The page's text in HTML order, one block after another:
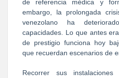
de referencia médica y
embargo, la prolongada
venezolano ha
capacidades. Lo que antes
de prestigio funciona hoy
que recuerdan escenarios de
Recorrer sus